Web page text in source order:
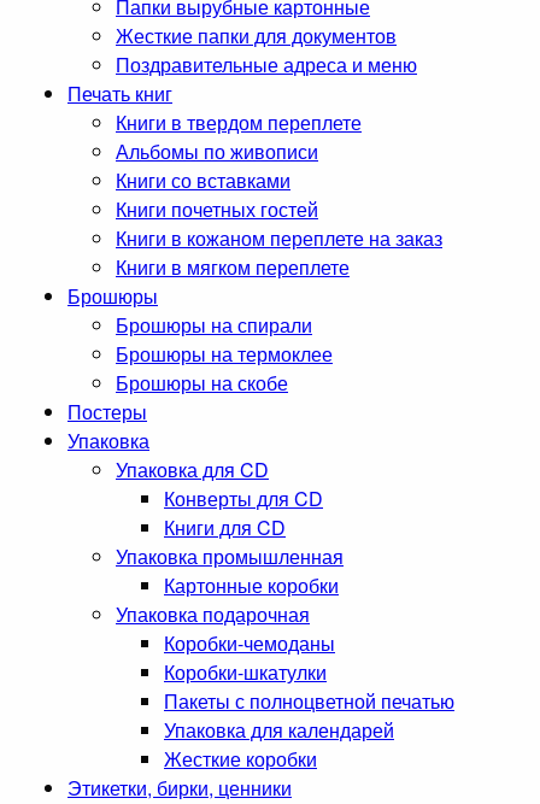
Папки вырубные картонные
Жесткие папки для документов
Поздравительные адреса и меню
Печать книг
Книги в твердом переплете
Альбомы по живописи
Книги со вставками
Книги почетных гостей
Книги в кожаном переплете на заказ
Книги в мягком переплете
Брошюры
Брошюры на спирали
Брошюры на термоклее
Брошюры на скобе
Постеры
Упаковка
Упаковка для CD
Конверты для CD
Книги для CD
Упаковка промышленная
Картонные коробки
Упаковка подарочная
Коробки-чемоданы
Коробки-шкатулки
Пакеты с полноцветной печатью
Упаковка для календарей
Жесткие коробки
Этикетки, бирки, ценники